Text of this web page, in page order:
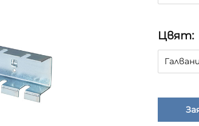
Цвят: